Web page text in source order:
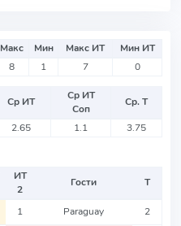
Макс Мин Макс ИТ
Мин ИТ
8 1 7 0
Ср ИТ
Ср ИТ
Соп
Ср. Т
2.65 1.1 3.75
ИТ
2
Гости Т
1 Paraguay 2